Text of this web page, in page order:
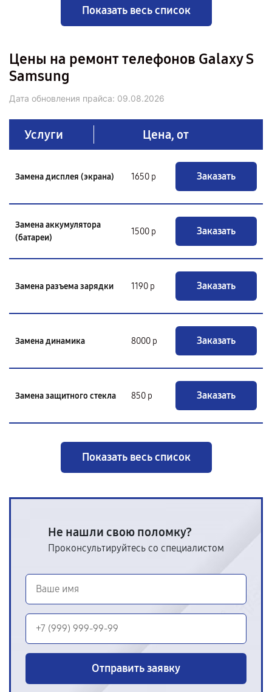
Показать весь список
Цены на ремонт телефонов Galaxy S
Samsung
Дата обновления прайса: 09.08.2026
Услуги Цена, от
Замена дисплея (экрана) 1650 р Заказать
Замена аккумулятора
(батареи)
1500 р Заказать
Замена разъема зарядки 1190 р Заказать
Замена динамика 8000 р Заказать
Замена защитного стекла 850 р Заказать
Показать весь список
Не нашли свою поломку?
Проконсультируйтесь со специалистом
Отправить заявку